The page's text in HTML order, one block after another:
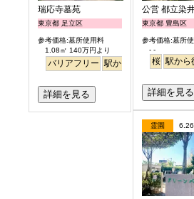
瑞応寺墓苑
東京都 足立区
参考価格:墓所使用料
1.08㎡ 140万円より
バリアフリー 駅から徒歩
詳細を見る
公営 都立染
東京都 豊島区
参考価格:墓所
- -
桜 駅から
詳細を見る
霊園